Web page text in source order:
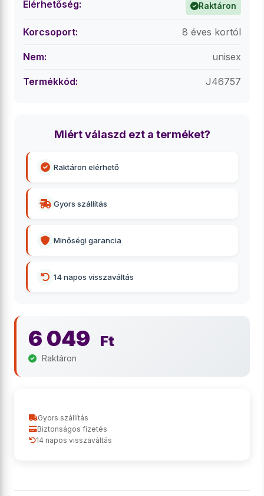
Elérhetőség: Raktáron
Korcsoport: 8 éves kortól
Nem: unisex
Termékkód: J46757
Miért válaszd ezt a terméket?
Raktáron elérhető
Gyors szállítás
Minőségi garancia
14 napos visszaváltás
6 049 Ft
Raktáron
Gyors szállítás
Biztonságos fizetés
14 napos visszaváltás